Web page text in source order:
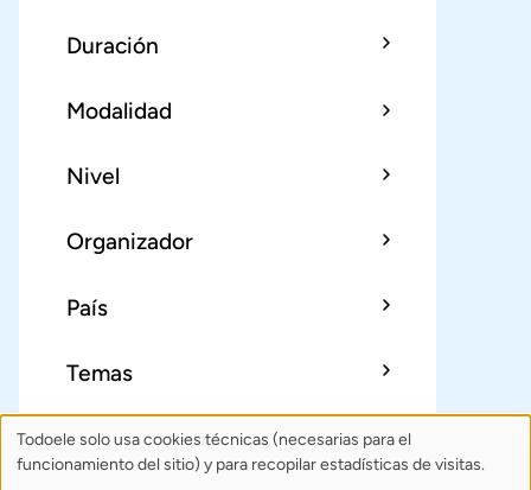
Duración
Modalidad
Nivel
Organizador
País
Temas
Sobre TodoeleÍndice Publica
Uso
Todoele solo usa cookies técnicas (necesarias para el
funcionamiento del sitio) y para recopilar estadísticas de visitas.